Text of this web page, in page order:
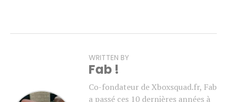
WRITTEN BY
Fab !
Co-fondateur de Xboxsquad.fr, Fab
a passé ces 10 dernières années à